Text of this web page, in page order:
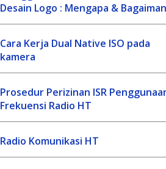
Desain Logo : Mengapa &
Cara Kerja Dual Native ISO pada
kamera
Prosedur Perizinan ISR
Frekuensi Radio HT
Radio Komunikasi HT